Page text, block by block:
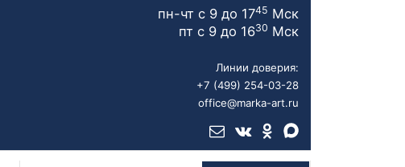
пн-чт с 9 до 1745 Мск
пт с 9 до 1630 Мск
Линии доверия:
+7 (499) 254-03-28
office@marka-art.ru